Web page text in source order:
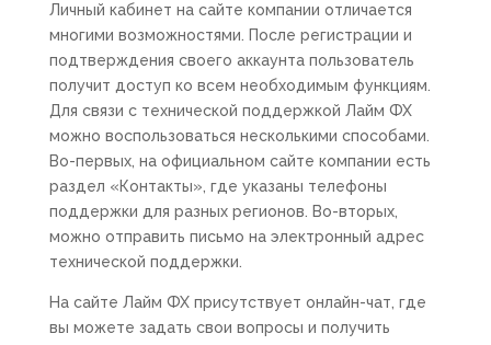
Личный кабинет на сайте компании отличается
многими возможностями. После регистрации и
подтверждения своего аккаунта пользователь
получит доступ ко всем необходимым функциям.
Для связи с технической поддержкой Лайм ФХ
можно воспользоваться несколькими способами.
Во-первых, на официальном сайте компании есть
раздел «Контакты», где указаны телефоны
поддержки для разных регионов. Во-вторых,
можно отправить письмо на электронный адрес
технической поддержки.
На сайте Лайм ФХ присутствует онлайн-чат, где
вы можете задать свои вопросы и получить